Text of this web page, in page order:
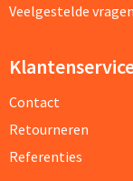
Veelgestelde vragen
Contact
Retourneren
Referenties